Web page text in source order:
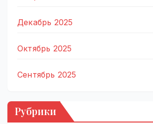
Декабрь 2025
Октябрь 2025
Сентябрь 2025
Рубрики